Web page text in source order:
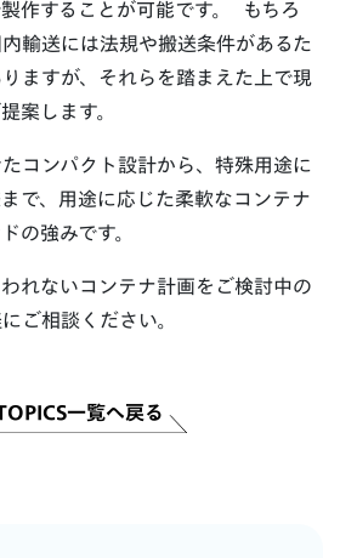
作することが可能です。 もちろ
輸送には法規や搬送条件があるた
ますが、それらを踏まえた上で現
案します。
コンパクト設計から、特殊用途に
で、用途に応じた柔軟なコンテナ
の強みです。
れないコンテナ計画をご検討中の
ご相談ください。
一覧へ戻る